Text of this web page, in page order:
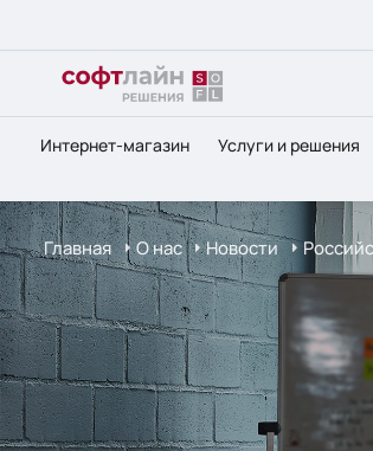
Интернет-магазин Услуги и решения
Главная О нас Новости